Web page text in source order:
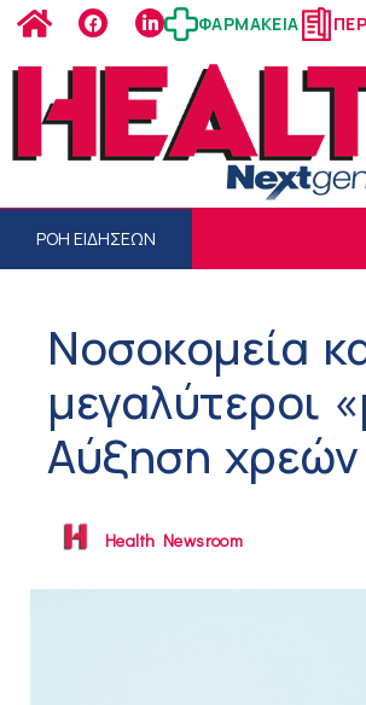
ΦΑΡΜΑΚΕΙΑ
ΡΟΗ ΕΙΔΗΣΕΩΝ
Νοσοκομεία
μεγαλύτεροι
Αύξηση
Health Newsroom